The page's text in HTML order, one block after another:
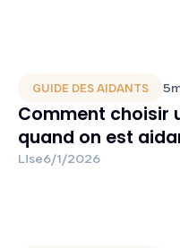
GUIDE DES AIDANTS 5
Comment choisir
quand on est
Lise6/1/2026